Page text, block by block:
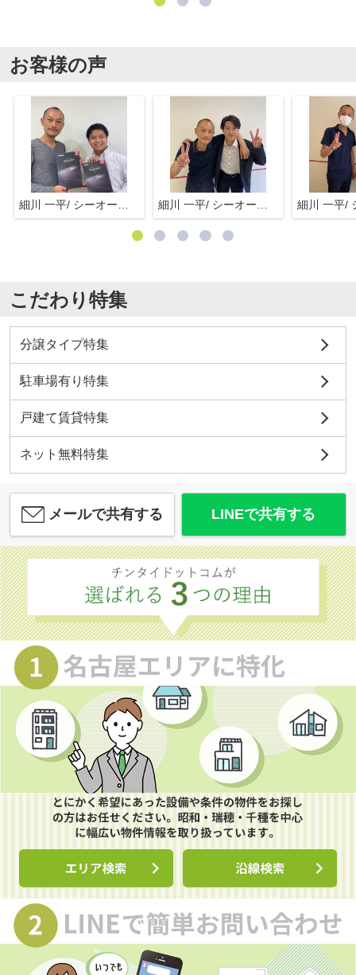
お客様の声
こだわり特集
分譲タイプ特集
駐車場有り特集
戸建て賃貸特集
ネット無料特集
メールで共有する LINEで共有する